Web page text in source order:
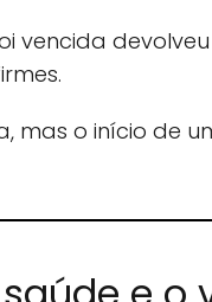
vencida
mas o início de